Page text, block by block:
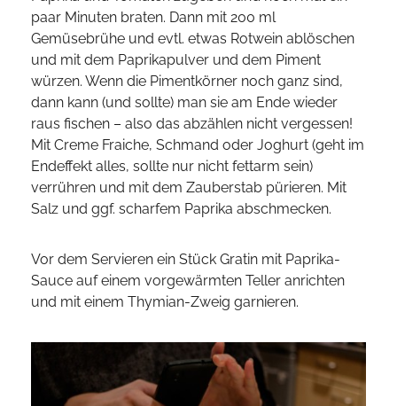
paar Minuten braten. Dann mit 200 ml
Gemüsebrühe und evtl. etwas Rotwein ablöschen
und mit dem Paprikapulver und dem Piment
würzen. Wenn die Pimentkörner noch ganz sind,
dann kann (und sollte) man sie am Ende wieder
raus fischen – also das abzählen nicht vergessen!
Mit Creme Fraiche, Schmand oder Joghurt (geht im
Endeffekt alles, sollte nur nicht fettarm sein)
verrühren und mit dem Zauberstab pürieren. Mit
Salz und ggf. scharfem Paprika abschmecken.
Vor dem Servieren ein Stück Gratin mit Paprika-
Sauce auf einem vorgewärmten Teller anrichten
und mit einem Thymian-Zweig garnieren.